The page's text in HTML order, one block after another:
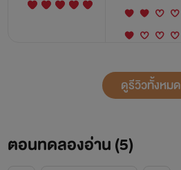
ดูรีวิวทั้งหมด
ตอนทดลองอ่าน (5)